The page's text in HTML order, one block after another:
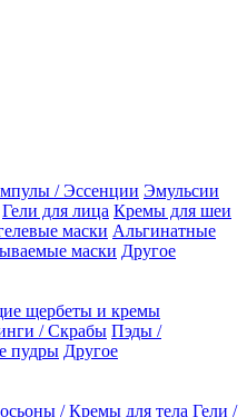
/ Эссенции Эмульсии
Гели для лица Кремы для шеи
маски Альгинатные
маски Другое
щербеты и кремы
/ Скрабы Пэды /
пудры Другое
/ Кремы для тела Гели /